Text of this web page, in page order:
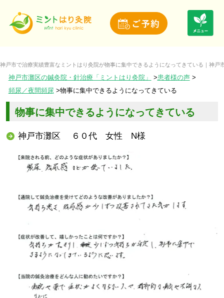
神戸市で治療実績豊富なミントはり灸院が物事に集中できるようになってきている｜神
神戸市灘区の鍼灸院・針治療「ミントはり灸院」
患者様の声
頻尿／夜間頻尿
物事に集中できるようになってきている
物事に集中できるようになってきている
神戸市灘区 ６０代 女性 N様